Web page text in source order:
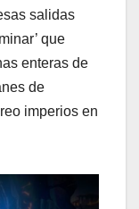
salidas
que
enteras de
de
imperios en